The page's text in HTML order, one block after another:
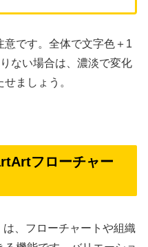
です。全体で文字色＋1
ない場合は、濃淡で変化
ましょう。
フローチャー
、フローチャートや組織